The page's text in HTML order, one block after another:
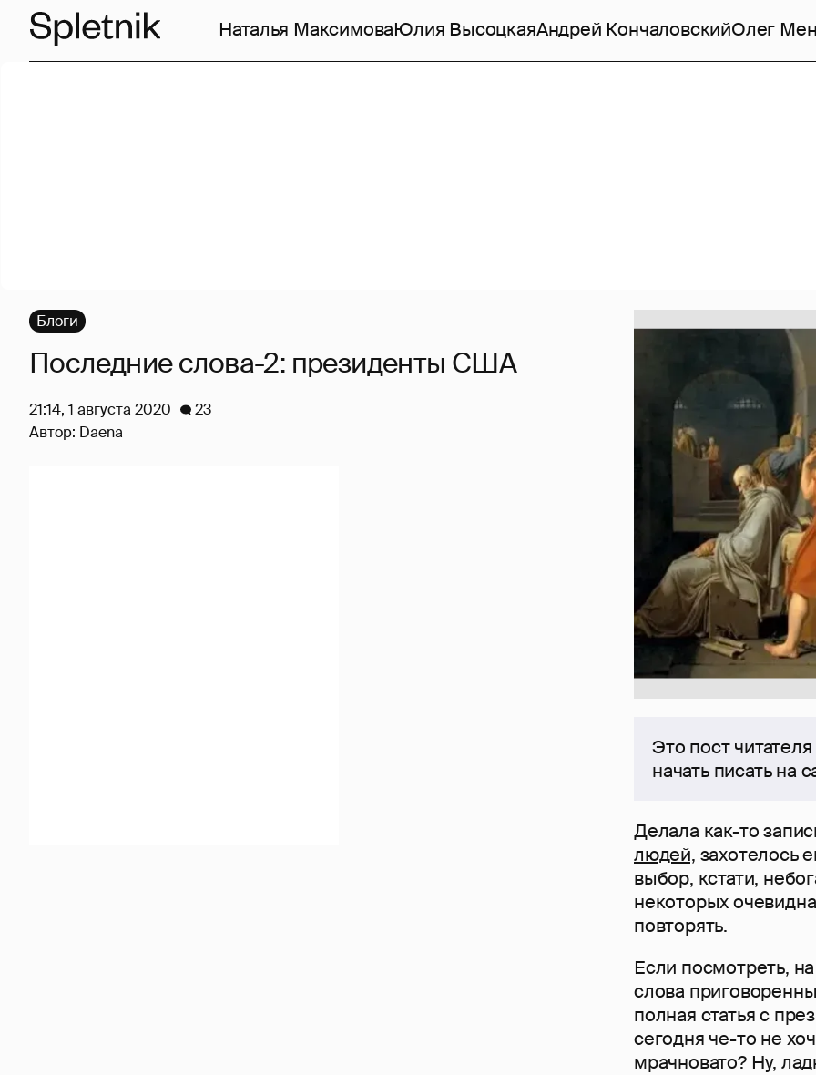
Наталья МаксимоваЮлия ВысоцкаяАндрей КончаловскийОлег
Это пост
начать писать на
Делала как-то
людей, захотелось
выбор, кстати,
некоторых
повторять.
Если посмотреть,
слова
полная статья с
сегодня че-то не
мрачновато? Ну,
Блоги
Последние слова-2: президенты США
21:14, 1 августа 2020
23
Автор: Daena